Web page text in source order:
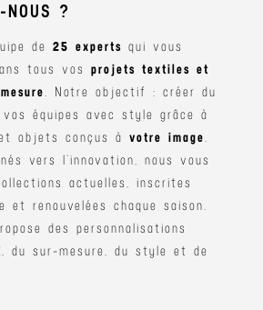
NOUS ?
de 25 experts qui vous
tous vos projets textiles et
. Notre objectif : créer du
équipes avec style grâce à
objets conçus à votre image
vers l’innovation, nous vous
actuelles, inscrites
et renouvelées chaque saison.
des personnalisations
, du sur-mesure, du style et de